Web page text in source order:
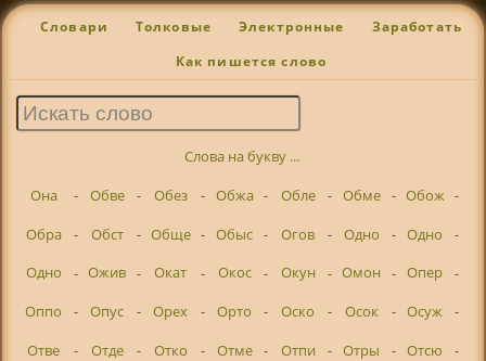
Словари Толковые Электронные Заработать
Как пишется слово
Слова на букву ...
Она
- Обве - Обез - Обжа - Обле - Обме - Обож -
Обра
- Обст - Обще - Обыс - Огов - Одно - Одно
-
Одно
- Ожив - Окат - Окос - Окун - Омон - Опер
-
Оппо
- Опус - Орех - Орто - Оско - Осок - Осуж
-
Отве
- Отде - Отко - Отме - Отпи - Отры - Отсю
-